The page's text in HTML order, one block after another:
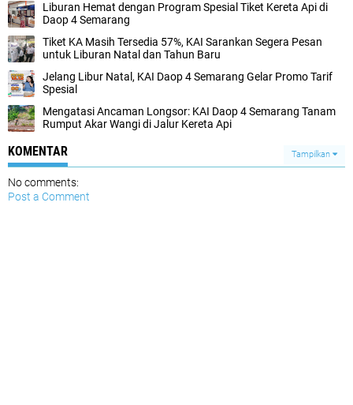
Liburan Hemat dengan Program Spesial Tiket Kereta Api di
Daop 4 Semarang
Tiket KA Masih Tersedia 57%, KAI Sarankan Segera Pesan
untuk Liburan Natal dan Tahun Baru
Jelang Libur Natal, KAI Daop 4 Semarang Gelar Promo Tarif
Spesial
Mengatasi Ancaman Longsor: KAI Daop 4 Semarang Tanam
Rumput Akar Wangi di Jalur Kereta Api
KOMENTAR Tampilkan
No comments:
Post a Comment